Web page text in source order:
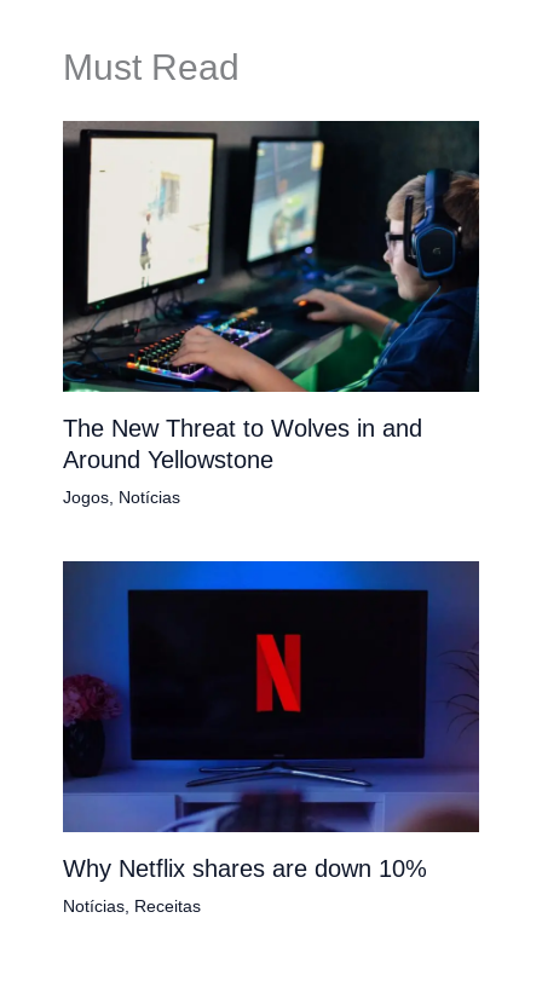
Must Read
The New Threat to Wolves in and
Around Yellowstone
Jogos, Notícias
Why Netflix shares are down 10%
Notícias, Receitas